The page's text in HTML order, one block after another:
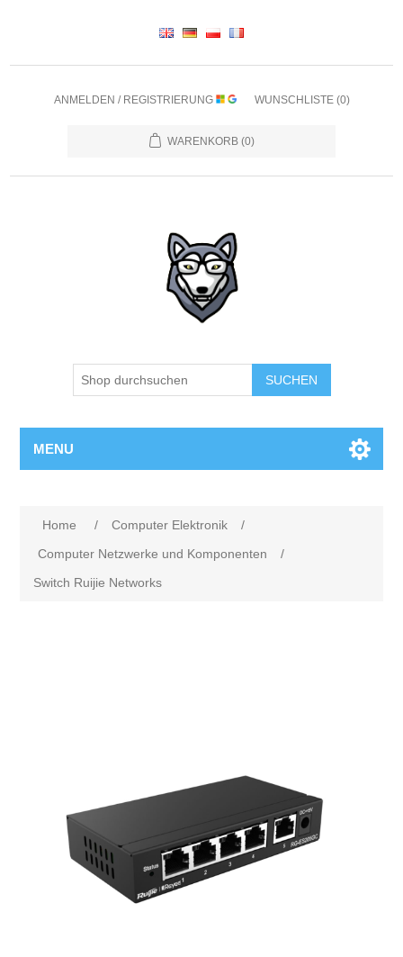
ANMELDEN / REGISTRIERUNG WUNSCHLISTE (0)
WARENKORB (0)
SUCHEN
MENU
Home / Computer Elektronik
/
Computer Netzwerke und Komponenten
/
Switch Ruijie Networks